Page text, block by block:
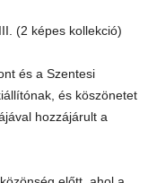
(2 képes kollekció)
és a Szentesi
és köszönetet
hozzájárult a